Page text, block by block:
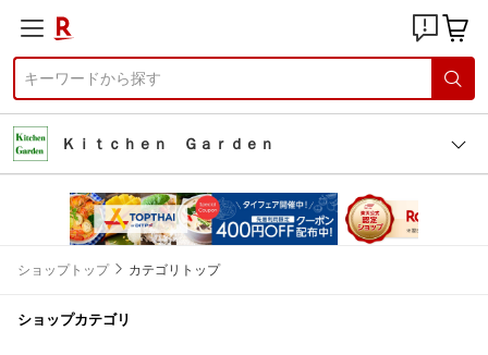
Ｋｉｔｃｈｅｎ Ｇａｒｄｅｎ
ショップトップ カテゴリトップ
ショップカテゴリ